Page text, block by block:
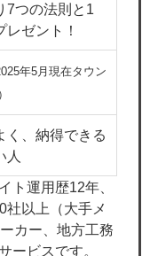
7つの法則と1
ゼント！
年5月現在タウン
く、納得できる
人
ト運用歴12年、
社以上（大手メ
カー、地方工務
ービスです。